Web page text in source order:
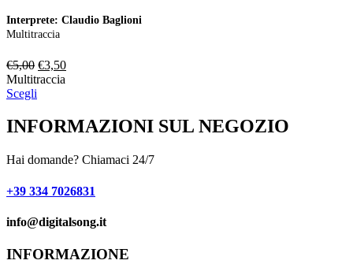
Interprete: Claudio Baglioni
Multitraccia
€5,00 Il
prezzo
€5,00.
€3,50Il
€3,50.
Multitraccia
Scegli
INFORMAZIONI SUL NEGOZIO
Hai domande? Chiamaci 24/7
+39 334 7026831
info@digitalsong.it​
INFORMAZIONE